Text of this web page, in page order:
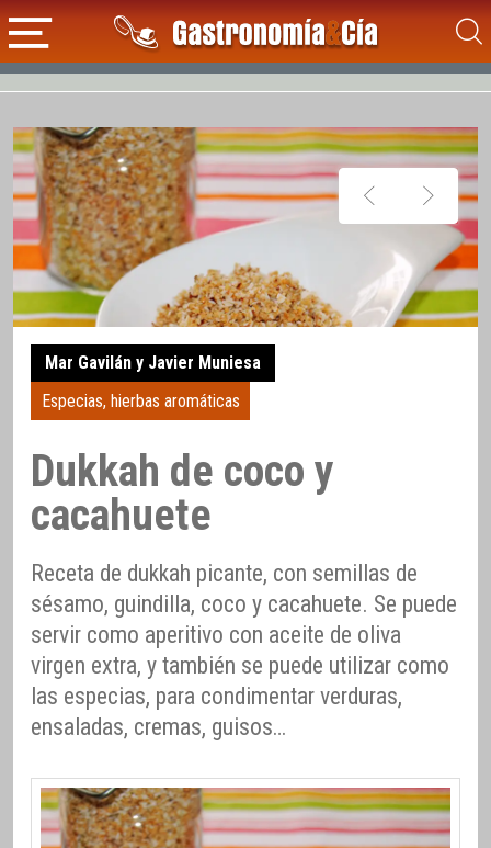
Mar Gavilán y Javier Muniesa
Especias, hierbas aromáticas
Dukkah de coco y
cacahuete
Receta de dukkah picante, con semillas de
sésamo, guindilla, coco y cacahuete. Se puede
servir como aperitivo con aceite de oliva
virgen extra, y también se puede utilizar como
las especias, para condimentar verduras,
ensaladas, cremas, guisos…